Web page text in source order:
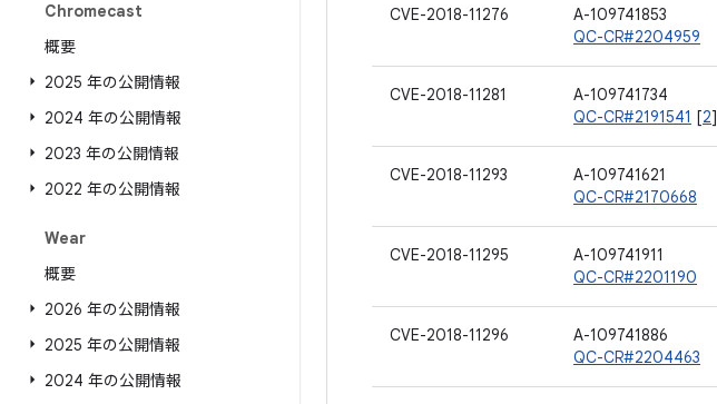
Chromecast
概要
2025 年の公開情報
2024 年の公開情報
2023 年の公開情報
2022 年の公開情報
Wear
概要
2026 年の公開情報
2025 年の公開情報
2024 年の公開情報
CVE-2018-11276
A-109741853
QC-CR#2204959
CVE-2018-11281
A-109741734
QC-CR#2191541 [2]
CVE-2018-11293
A-109741621
QC-CR#2170668
CVE-2018-11295
A-109741911
QC-CR#2201190
CVE-2018-11296
A-109741886
QC-CR#2204463